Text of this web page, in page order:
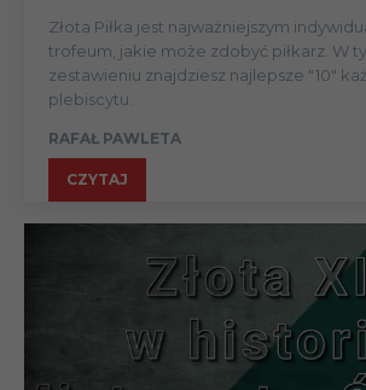
Złota Piłka jest najważniejszym
trofeum, jakie może zdobyć piłkarz. W
zestawieniu znajdziesz najlepsze "10"
plebiscytu.
RAFAŁ PAWLETA
CZYTAJ